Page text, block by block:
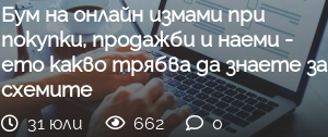
Бум на онлайн измами при
покупки, продажби и наеми -
ето какво трябва да знаете за
схемите
31 юли 662 0